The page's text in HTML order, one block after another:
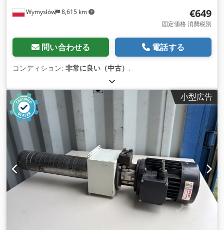
Wymysłów 8,615 km €649
固定価格 消費税別
問い合わせる 電話する
コンディション: 非常に良い（中古） ,
小型広告